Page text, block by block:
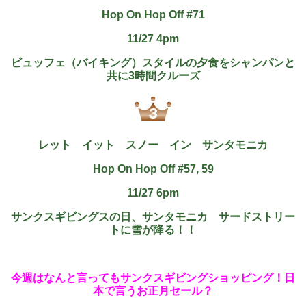
Hop On Hop Off #71
11/27 4pm
ビュッフェ（バイキング）スタイルの夕食をシャンパンと
共に3時間クルーズ
レット イット スノー イン サンタモニカ
Hop On Hop Off #57, 59
11/27 6pm
サンクスギビングスの日、サンタモニカ サードストリー
トに雪が降る！！
今週はなんと言ってもサンクスギビングショッピング！日
本で言うお正月セール？